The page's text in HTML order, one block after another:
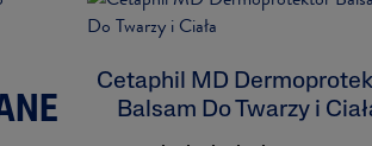
Cetaphil MD
Balsam Do Twarzy i